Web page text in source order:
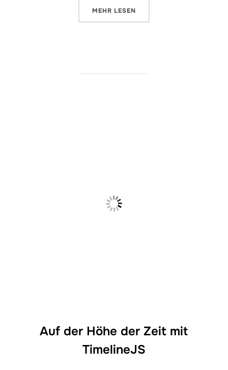
MEHR ÜBER „REISEN AUF DER
LESEN
Auf der Höhe der Zeit mit
TimelineJS